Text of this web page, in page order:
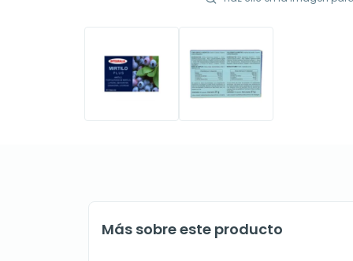
Más sobre este producto